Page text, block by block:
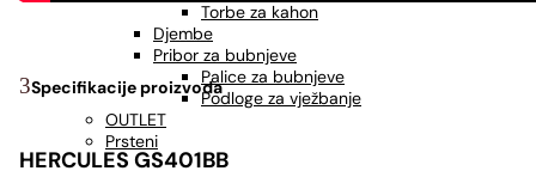
Torbe za kahon
Djembe
Pribor za bubnjeve
Palice za bubnjeve
Podloge za vježbanje
OUTLET
Prsteni
Specifikacije proizvoda
HERCULES GS401BB